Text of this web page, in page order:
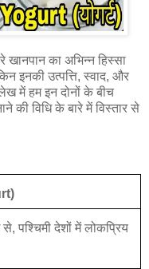
खानपान का अभिन्न हिस्सा
इनकी उत्पत्ति, स्वाद, और
में हम इन दोनों के बीच
की विधि के बारे में विस्तार से
से,पश्चिमी देशों में लोकप्रिय